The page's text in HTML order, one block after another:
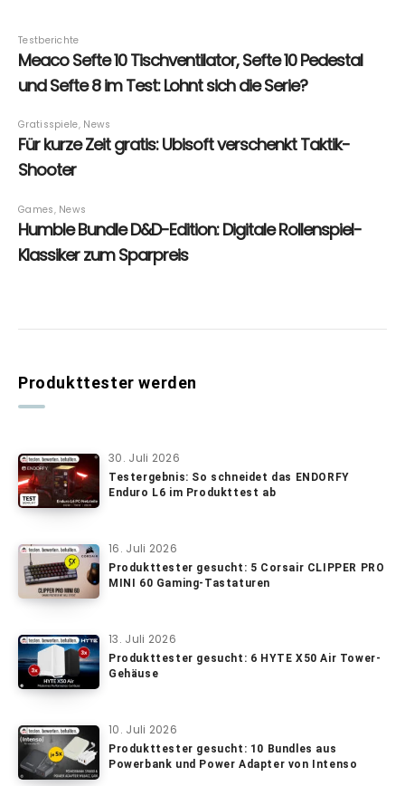
Produkttester werden
30. Juli 2026
Testergebnis: So schneidet das ENDORFY
Enduro L6 im Produkttest ab
16. Juli 2026
Produkttester gesucht: 5 Corsair CLIPPER PRO
MINI 60 Gaming-Tastaturen
13. Juli 2026
Produkttester gesucht: 6 HYTE X50 Air Tower-
Gehäuse
10. Juli 2026
Produkttester gesucht: 10 Bundles aus
Powerbank und Power Adapter von Intenso